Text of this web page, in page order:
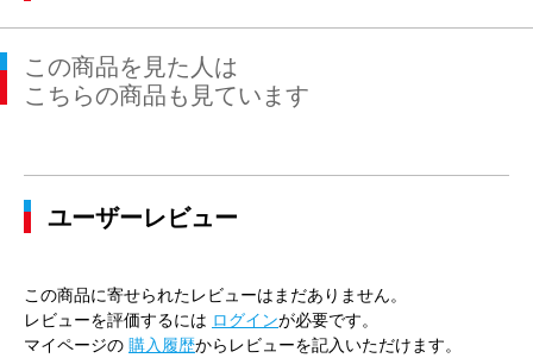
この商品を見た人は
こちらの商品も見ています
ユーザーレビュー
この商品に寄せられたレビューはまだありません。
レビューを評価するには ログインが必要です。
マイページの 購入履歴からレビューを記入いただけます。